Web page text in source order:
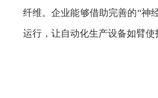
纤维。企业能够借助完善的“神
运行，让自动化生产设备如臂使